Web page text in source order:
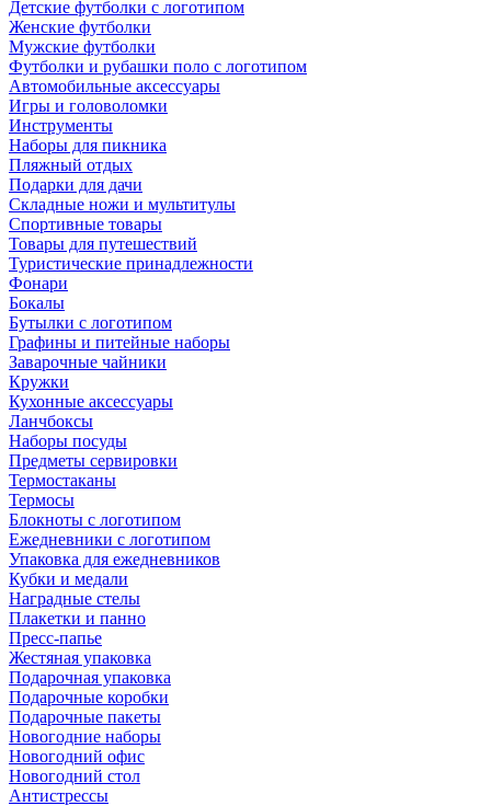
Детские футболки с логотипом
Женские футболки
Мужские футболки
Футболки и рубашки поло с логотипом
Автомобильные аксессуары
Игры и головоломки
Инструменты
Наборы для пикника
Пляжный отдых
Подарки для дачи
Складные ножи и мультитулы
Спортивные товары
Товары для путешествий
Туристические принадлежности
Фонари
Бокалы
Бутылки с логотипом
Графины и питейные наборы
Заварочные чайники
Кружки
Кухонные аксессуары
Ланчбоксы
Наборы посуды
Предметы сервировки
Термостаканы
Термосы
Блокноты с логотипом
Ежедневники с логотипом
Упаковка для ежедневников
Кубки и медали
Наградные стелы
Плакетки и панно
Пресс-папье
Жестяная упаковка
Подарочная упаковка
Подарочные коробки
Подарочные пакеты
Новогодние наборы
Новогодний офис
Новогодний стол
Антистрессы